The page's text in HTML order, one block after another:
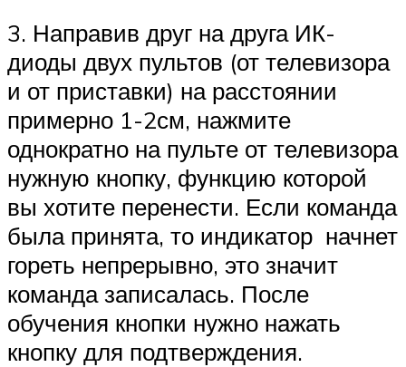
3. Направив друг на друга ИК-
диоды двух пультов (от телевизора
и от приставки) на расстоянии
примерно 1-2см, нажмите
однократно на пульте от телевизора
нужную кнопку, функцию которой
вы хотите перенести. Если команда
была принята, то индикатор начнет
гореть непрерывно, это значит
команда записалась. После
обучения кнопки нужно нажать
кнопку для подтверждения.